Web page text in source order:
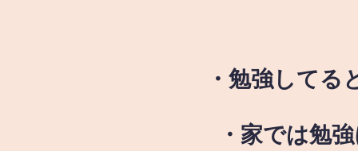
・勉強して
・家では勉